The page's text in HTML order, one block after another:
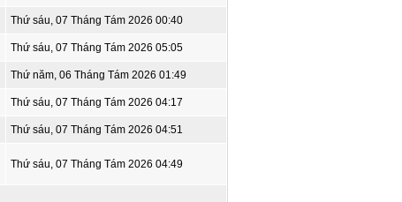
Thứ sáu, 07 Tháng Tám 2026 00:40
Thứ sáu, 07 Tháng Tám 2026 05:05
Thứ năm, 06 Tháng Tám 2026 01:49
Thứ sáu, 07 Tháng Tám 2026 04:17
Thứ sáu, 07 Tháng Tám 2026 04:51
Thứ sáu, 07 Tháng Tám 2026 04:49